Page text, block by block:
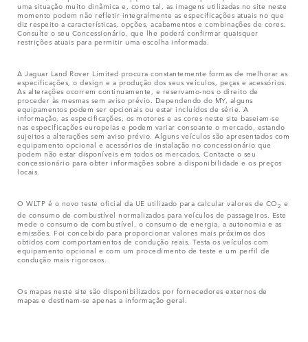
uma situação muito dinâmica e, como tal, as imagens utilizadas no site neste
momento podem não refletir integralmente as especificações atuais no que
diz respeito a características, opções, acabamentos e combinações de cores.
Consulte o seu Concessionário, que lhe poderá confirmar quaisquer
restrições atuais para permitir uma escolha informada.
A Jaguar Land Rover Limited procura constantemente formas de melhorar as
especificações, o design e a produção dos seus veículos, peças e acessórios.
As alterações ocorrem continuamente, e reservamo-nos o direito de
proceder às mesmas sem aviso prévio. Dependendo do MY, alguns
equipamentos podem ser opcionais ou estar incluídos de série. A
informação, as especificações, os motores e as cores neste site baseiam-se
nas especificações europeias e podem variar consoante o mercado, estando
sujeitos a alterações sem aviso prévio. Alguns veículos são apresentados com
equipamento opcional e acessórios de instalação no concessionário que
podem não estar disponíveis em todos os mercados. Contacte o seu
concessionário para obter informações sobre a disponibilidade e os preços
locais.
O WLTP é o novo teste oficial da UE utilizado para calcular valores de CO2 e
de consumo de combustível normalizados para veículos de passageiros. Este
mede o consumo de combustível, o consumo de energia, a autonomia e as
emissões. Foi concebido para proporcionar valores mais próximos dos
obtidos com comportamentos de condução reais. Testa os veículos com
equipamento opcional e com um procedimento de teste e um perfil de
condução mais rigorosos.
Os mapas neste site são disponibilizados por fornecedores externos de
mapas e destinam-se apenas a informação geral.